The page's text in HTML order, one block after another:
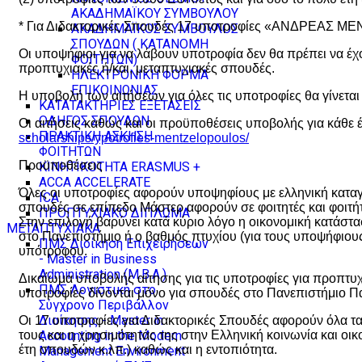
ΑΚΑΔΗΜΑΪΚΟΥ ΣΥΜΒΟΥΛΟΥ
ΑΚΑΔΗΜΑΪΚΟΣ ΣΥΜΒΟΥΛΟΣ
ΣΠΟΥΔΩΝ ( ΚΑΤΑΝΟΜΗ
ΦΟΙΤΗΤΩΝ)
ΗΛΕΚΤΡΟΝΙΚΗ ΦΟΡΜΑ
ΕΠΙΚΟΙΝΩΝΙΑΣ
ΚΑΤΑΤΑΚΤΗΡΙΕΣ ΕΞΕΤΑΣΕΙΣ
ΟΔΗΓΟΣ ΣΠΟΥΔΩΝ
ΠΡΑΚΤΙΚΗ ΑΣΚΗΣΗ
ΦΟΙΤΗΤΩΝ
ΚΙΝΗΤΙΚΟΤΗΤΑ ERASMUS +
ACCA ACCELERATE
ICA
ΠΡΟΠΤΥΧΙΑΚΟ ΔΙΠΛΩΜΑ
ΜΕΤΑΠΤΥΧΙΑΚΑ
ΠΜΣ Διοίκηση Επιχειρήσεων
- Master in Business
Administration (M.B.A.)
ΠΜΣ Λογιστική στο
Σύγχρονο Περιβάλλον
Διοίκησης - Master in
Accounting in the Modern
Management Environment
* Για Διδακτορικές Σπουδές 17 υποτροφίες «ΑΝΔΡΕΑΣ
Οι υποψήφιοι για να λάβουν υποτροφία δεν θα πρέπει να
προπτυχιακές ή/και, μεταπτυχιακές σπουδές.
Η υποβολή των αιτήσεων για όλες τις υποτροφίες θα
Οι αιτήσεις καθώς και οι προϋποθέσεις υποβολής για
scholarships/ypotrofies-mentzelopoulos/
Προϋποθέσεις
Όλες οι υποτροφίες αφορούν υποψηφίους με ελληνική
σπουδές σε επίπεδο Μάστερ αφορούν σε φοιτητές και
Στην επιλογή βαρύνει κατά κύριο λόγο η οικονομική
στο Πανεπιστήμιο ή ο βαθμός πτυχίου (για τους
υπότροφου.
Δικαίωμα υποβολής αίτησης για τις υποτροφίες για
υποτροφίες δίνονται μόνο για σπουδές στο Πανεπιστήμιο
Οι 17 υποτροφίες για Διδακτορικές Σπουδές αφορούν όλα
τους και η χρησιμότητάς της στην Ελληνική κοινωνία και
έτη σπουδών κ.λπ.) καθώς και η εντοπιότητα.